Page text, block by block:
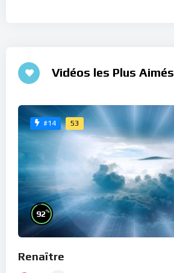
Vidéos les Plus Aimés
#14 53
92%
Renaître